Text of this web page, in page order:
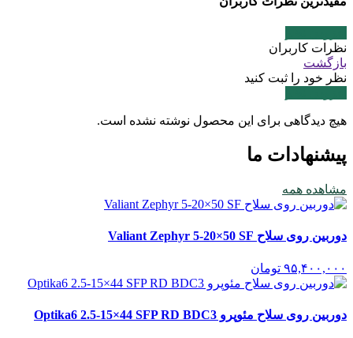
نظرات کاربران
بازگشت
نظر خود را ثبت کنید
هیچ دیدگاهی برای این محصول نوشته نشده است.
پیشنهادات ما
مشاهده همه
دوربین روی سلاح Valiant Zephyr 5-20×50 SF
۹۵,۴۰۰,۰۰۰ تومان
دوربین روی سلاح مئوپرو Optika6 2.5-15×44 SFP RD BDC3